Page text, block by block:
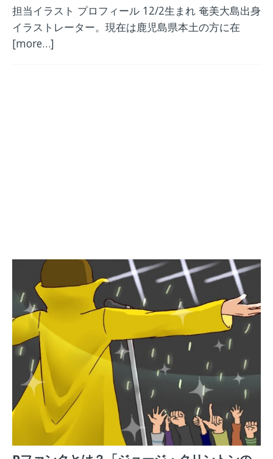
担当イラスト プロフィール 12/2生まれ 奄美大島出身
イラストレーター。現在は鹿児島県本土の方に在
[more…]